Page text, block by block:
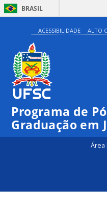
BRASIL
ACESSIBILIDADE ALTO
Programa de
Graduação em
Área
00:00